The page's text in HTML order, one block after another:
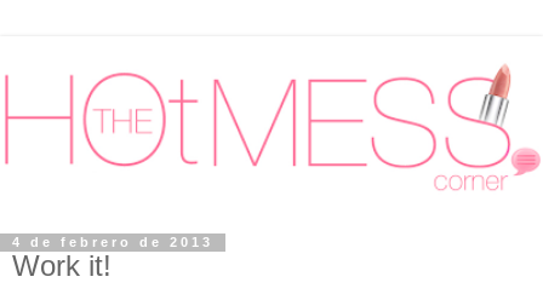
4 de febrero de 2013
Work it!